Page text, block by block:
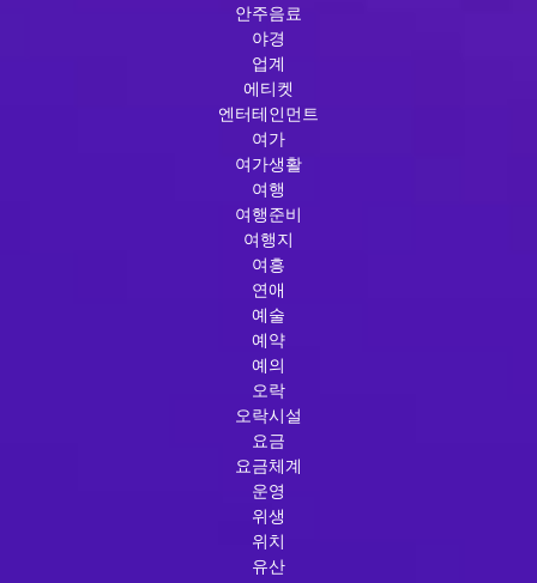
안주음료
야경
업계
에티켓
엔터테인먼트
여가
여가생활
여행
여행준비
여행지
여흥
연애
예술
예약
예의
오락
오락시설
요금
요금체계
운영
위생
위치
유산